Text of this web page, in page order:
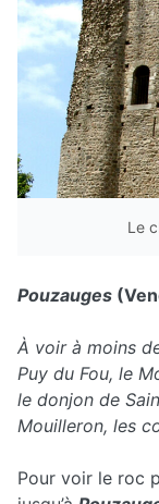
Le
Pouzauges
À voir à moins
Puy du Fou, le
le donjon de
Mouilleron, les
Pour voir le roc